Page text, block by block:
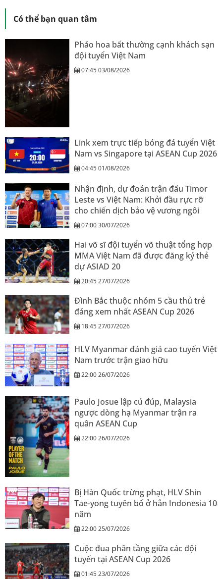
Có thể bạn quan tâm
Pháo hoa bất thường cạnh khách sạn
đội tuyển Việt Nam
07:45 03/08/2026
Link xem trực tiếp bóng đá tuyển Việt
Nam vs Singapore tại ASEAN Cup 2026
04:45 01/08/2026
Nhận định, dự đoán trận đấu Timor
Leste vs Việt Nam: Khởi đầu rực rỡ
cho chiến dịch bảo vệ vương ngôi
07:00 30/07/2026
Hai võ sĩ đội tuyển võ thuật tổng hợp
MMA Việt Nam đã được đăng ký thẻ
dự ASIAD 20
20:45 27/07/2026
Đình Bắc thuộc nhóm 5 cầu thủ trẻ
đáng xem nhất ASEAN Cup 2026
18:45 27/07/2026
HLV Myanmar đánh giá cao tuyển Việt
Nam trước trận giao hữu
22:00 26/07/2026
Paulo Josue lập cú đúp, Malaysia
ngược dòng hạ Myanmar trận ra
quân ASEAN Cup
22:00 26/07/2026
Bị Hàn Quốc trừng phạt, HLV Shin
Tae-yong tuyên bố ở hẳn Indonesia 10
năm
22:00 25/07/2026
Cuộc đua phân tầng giữa các đội
tuyển tại ASEAN Cup 2026
01:45 23/07/2026